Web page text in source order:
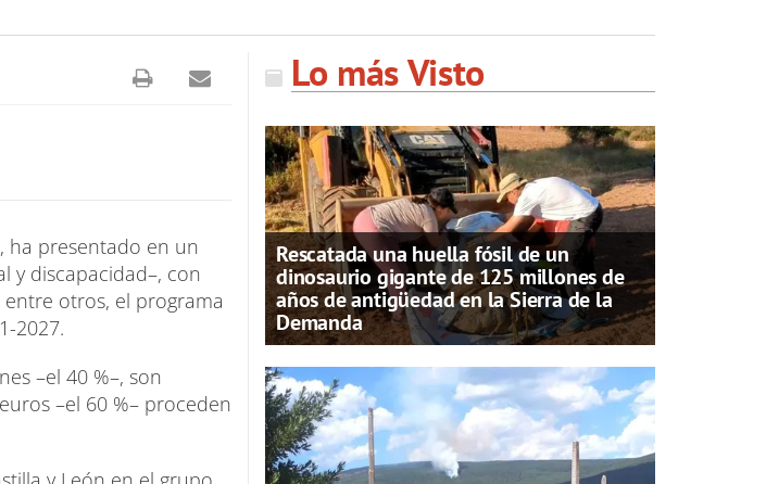
ha presentado en un
y discapacidad–, con
entre otros, el programa
2027.
–el 40 %–, son
–el 60 %– proceden
Lo más Visto
Rescatada una huella fósil de un
dinosaurio gigante de 125 millones de
años de antigüedad en la Sierra de la
Demanda